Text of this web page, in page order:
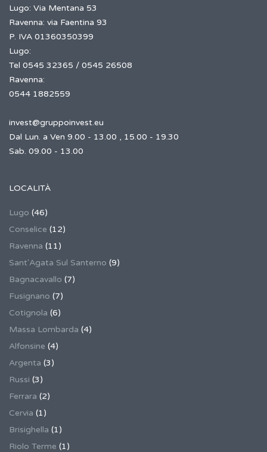
Lugo: Via Mentana 53
Ravenna: via Faentina 93
P. IVA 01360350399
Lugo:
Tel 0545 32365 / 0545 26508
Ravenna:
0544 1882559
invest@gruppoinvest.eu
Dal Lun. a Ven 9.00 - 13.00 , 15.00 - 19.30
Sab. 09.00 - 13.00
LOCALITÀ
Lugo (46)
Conselice (12)
Ravenna (11)
Sant'Agata Sul Santerno (9)
Bagnacavallo (7)
Fusignano (7)
Cotignola (6)
Massa Lombarda (4)
Alfonsine (4)
Argenta (3)
Russi (3)
Ferrara (2)
Cervia (1)
Brisighella (1)
Riolo Terme (1)